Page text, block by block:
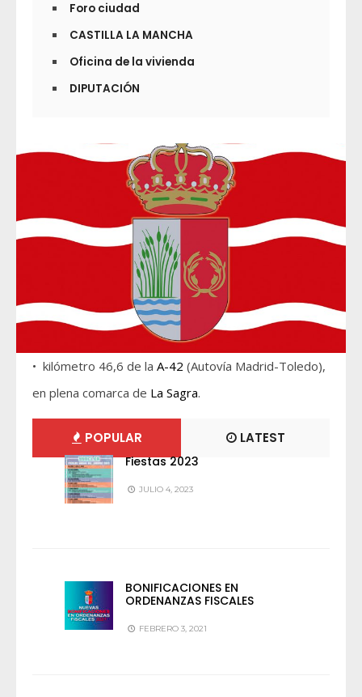
Foro ciudad
CASTILLA LA MANCHA
Oficina de la vivienda
DIPUTACIÓN
• kilómetro 46,6 de la A-42 (Autovía Madrid-Toledo),
en plena comarca de La Sagra.
POPULAR LATEST
Fiestas 2023
JULIO 4, 2023
BONIFICACIONES EN
ORDENANZAS FISCALES
FEBRERO 3, 2021